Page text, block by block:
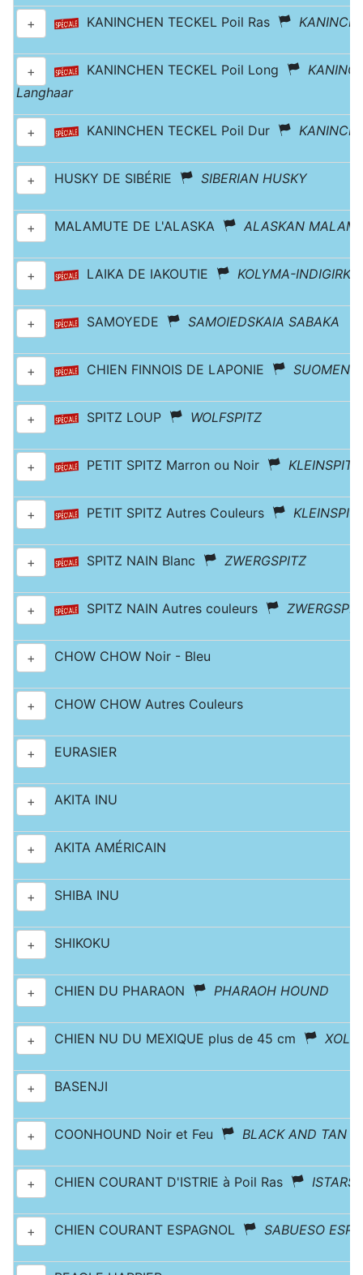
+ KANINCHEN TECKEL Poil Ras
+ KANINCHEN TECKEL Poil Long
Langhaar
+ KANINCHEN TECKEL Poil Dur
+ HUSKY DE SIBÉRIE SIBERIAN HUSKY
+ MALAMUTE DE L'ALASKA ALASKAN
+ LAIKA DE IAKOUTIE KOLYMA-
+ SAMOYEDE SAMOIEDSKAIA SABAKA
+ CHIEN FINNOIS DE LAPONIE
+ SPITZ LOUP WOLFSPITZ
+ PETIT SPITZ Marron ou Noir KLEINSPITZ
+ PETIT SPITZ Autres Couleurs
+ SPITZ NAIN Blanc ZWERGSPITZ
+ SPITZ NAIN Autres couleurs
+ CHOW CHOW Noir - Bleu
+ CHOW CHOW Autres Couleurs
+ EURASIER
+ AKITA INU
+ AKITA AMÉRICAIN
+ SHIBA INU
+ SHIKOKU
+ CHIEN DU PHARAON PHARAOH HOUND
+ CHIEN NU DU MEXIQUE plus de 45 cm
+ BASENJI
+ COONHOUND Noir et Feu BLACK AND TAN
+ CHIEN COURANT D'ISTRIE à Poil Ras
+ CHIEN COURANT ESPAGNOL SABUESO